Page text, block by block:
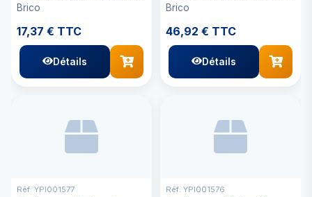
Brico
17,37 € TTC
Détails
Brico
46,92 € TTC
Détails
Réf: YPI001577 Réf: YPI001576